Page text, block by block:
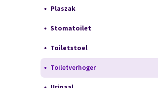
Plaszak
Stomatoilet
Toiletstoel
Toiletverhoger